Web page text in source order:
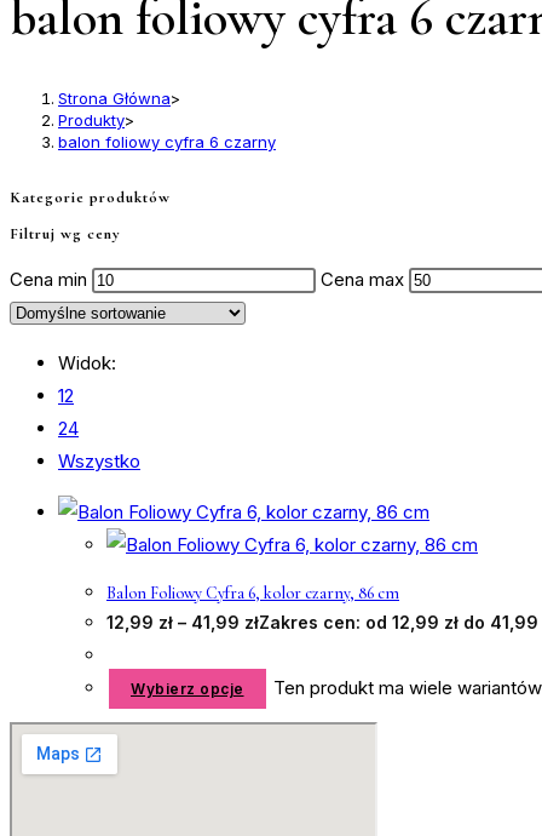
balon foliowy cyfra 6
Strona Główna>
Produkty>
balon foliowy cyfra 6 czarny
Widok:
12
24
Wszystko
Balon Foliowy Cyfra 6, kolor czarny, 86 cm
12,99 zł – 41,99 złZakres cen: od 12,99 zł do 41,99
Wybierz opcje Ten produkt ma wiele
Kategorie produktów
Filtruj wg ceny
Cena min Cena max